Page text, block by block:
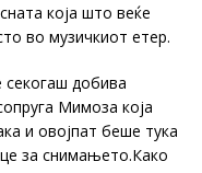
која што веќе
во музичкиот етер.
добива
Мимоза која
и овојпат беше тука
за снимањето.Како